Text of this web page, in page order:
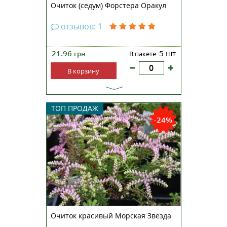
Очиток (седум) Форстера Оракул
отзывов: 1
21.96 грн В пакете: 5 шт
В корзину
ТОП ПРОДАЖ
-24%
Очиток (седум) хорошенький
Морская звезда — эффектный
представитель невысоких
суккулентов из семейства
Толстянковые. Растет во всех
регионах Украины. Растение
образовывает плотные,
невысокие ковры из сочных,
приподнимающихся...
Очиток красивый Морская Звезда